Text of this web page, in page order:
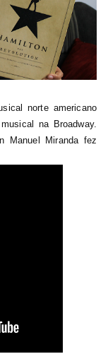
norte americano
na Broadway.
Manuel Miranda fez